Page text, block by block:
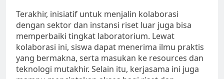
Terakhir, inisiatif untuk menjalin kolaborasi
dengan sektor dan instansi riset luar juga bisa
memperbaiki tingkat laboratorium. Lewat
kolaborasi ini, siswa dapat menerima ilmu praktis
yang bermakna, serta masukan ke resources dan
teknologi mutakhir. Selain itu, kerjasama ini juga